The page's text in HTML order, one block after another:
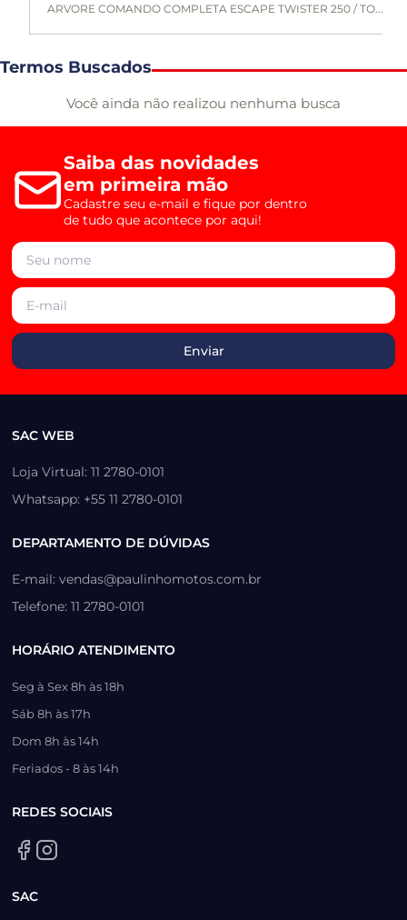
ARVORE COMANDO COMPLETA ESCAPE TWISTER 250 / TO...
Termos Buscados
Você ainda não realizou nenhuma busca
Saiba das novidades
em primeira mão
Cadastre seu e-mail e fique por dentro
de tudo que acontece por aqui!
SAC WEB
Loja Virtual: 11 2780-0101
Whatsapp: +55 11 2780-0101
DEPARTAMENTO DE DÚVIDAS
E-mail: vendas@paulinhomotos.com.br
Telefone: 11 2780-0101
HORÁRIO ATENDIMENTO
Seg à Sex 8h às 18h
Sáb 8h às 17h
Dom 8h às 14h
Feriados - 8 às 14h
REDES SOCIAIS
SAC